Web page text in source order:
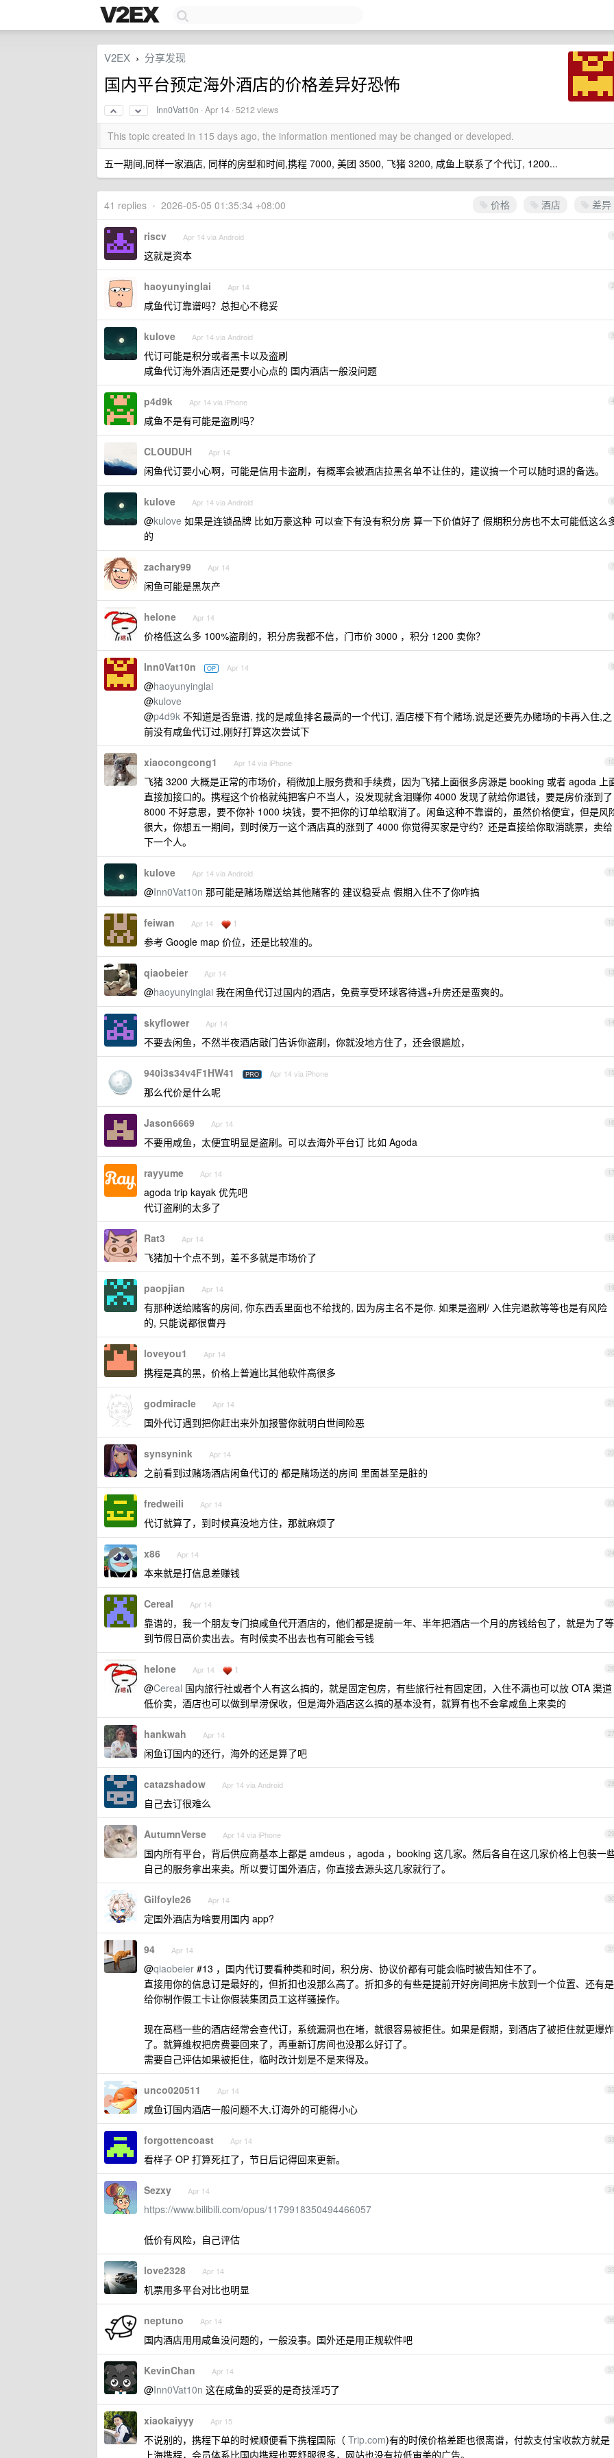
V2EX › 分享发现
国内平台预定海外酒店的价格差异好恐怖
Inn0Vat10n ·Apr 14 · 5212 views
This topic created in 115 days ago, the information mentioned may be changed or developed.
五一期间,同样一家酒店, 同样的房型和时间,携程 7000, 美团 3500, 飞猪 3200, 咸鱼上联系了个代订, 1200...
价格 酒店 差异
41 replies • 2026-05-05 01:35:34 +08:00
1
riscv Apr 14 via Android
这就是资本
2
haoyunyinglai Apr 14
咸鱼代订靠谱吗？总担心不稳妥
3
kulove Apr 14 via Android
代订可能是积分或者黑卡以及盗刷
咸鱼代订海外酒店还是要小心点的 国内酒店一般没问题
4
p4d9k Apr 14 via iPhone
咸鱼不是有可能是盗刷吗？
5
CLOUDUH Apr 14
闲鱼代订要小心啊，可能是信用卡盗刷，有概率会被酒店拉黑名单不让住的，建议搞一个可以随时退的备选。
6
kulove Apr 14 via Android
@kulove 如果是连锁品牌 比如万豪这种 可以查下有没有积分房 算一下价值好了 假期积分房也不太可能低这么
的
7
zachary99 Apr 14
闲鱼可能是黑灰产
8
helone Apr 14
价格低这么多 100%盗刷的，积分房我都不信，门市价 3000 ，积分 1200 卖你？
9
Inn0Vat10n OP Apr 14
@haoyunyinglai
@kulove
@p4d9k 不知道是否靠谱, 找的是咸鱼排名最高的一个代订, 酒店楼下有个赌场,说是还要先办赌场的卡再入住,之
前没有咸鱼代订过,刚好打算这次尝试下
10
xiaocongcong1 Apr 14 via iPhone
飞猪 3200 大概是正常的市场价，稍微加上服务费和手续费，因为飞猪上面很多房源是 booking 或者 agoda 上
直接加接口的。携程这个价格就纯把客户不当人，没发现就含泪赚你 4000 发现了就给你退钱，要是房价涨到了
8000 不好意思，要不你补 1000 块钱，要不把你的订单给取消了。闲鱼这种不靠谱的，虽然价格便宜，但是风
很大，你想五一期间，到时候万一这个酒店真的涨到了 4000 你觉得买家是守约？还是直接给你取消跳票，卖给
下一个人。
11
kulove Apr 14 via Android
@Inn0Vat10n 那可能是赌场赠送给其他赌客的 建议稳妥点 假期入住不了你咋搞
12
feiwan Apr 14 1
参考 Google map 价位，还是比较准的。
13
qiaobeier Apr 14
@haoyunyinglai 我在闲鱼代订过国内的酒店，免费享受环球客待遇+升房还是蛮爽的。
14
skyflower Apr 14
不要去闲鱼，不然半夜酒店敲门告诉你盗刷，你就没地方住了，还会很尴尬，
15
940i3s34v4F1HW41 PRO Apr 14 via iPhone
那么代价是什么呢
16
Jason6669 Apr 14
不要用咸鱼，太便宜明显是盗刷。可以去海外平台订 比如 Agoda
17
rayyume Apr 14
agoda trip kayak 优先吧
代订盗刷的太多了
18
Rat3 Apr 14
飞猪加十个点不到，差不多就是市场价了
19
paopjian Apr 14
有那种送给赌客的房间, 你东西丢里面也不给找的, 因为房主名不是你. 如果是盗刷/ 入住完退款等等也是有风险
的, 只能说都很曹丹
20
loveyou1 Apr 14
携程是真的黑，价格上普遍比其他软件高很多
21
godmiracle Apr 14
国外代订遇到把你赶出来外加报警你就明白世间险恶
22
synsynink Apr 14
之前看到过赌场酒店闲鱼代订的 都是赌场送的房间 里面甚至是脏的
23
fredweili Apr 14
代订就算了，到时候真没地方住，那就麻烦了
24
x86 Apr 14
本来就是打信息差赚钱
25
Cereal Apr 14
靠谱的，我一个朋友专门搞咸鱼代开酒店的，他们都是提前一年、半年把酒店一个月的房钱给包了，就是为了等
到节假日高价卖出去。有时候卖不出去也有可能会亏钱
26
helone Apr 14 1
@Cereal 国内旅行社或者个人有这么搞的，就是固定包房，有些旅行社有固定团，入住不满也可以放 OTA 渠道
低价卖，酒店也可以做到旱涝保收，但是海外酒店这么搞的基本没有，就算有也不会拿咸鱼上来卖的
27
hankwah Apr 14
闲鱼订国内的还行，海外的还是算了吧
28
catazshadow Apr 14 via Android
自己去订很难么
29
AutumnVerse Apr 14 via iPhone
国内所有平台，背后供应商基本上都是 amdeus ，agoda ，booking 这几家。然后各自在这几家价格上包装一
自己的服务拿出来卖。所以要订国外酒店，你直接去源头这几家就行了。
30
Gilfoyle26 Apr 14
定国外酒店为啥要用国内 app?
31
94 Apr 14
@qiaobeier #13 ，国内代订要看种类和时间，积分房、协议价都有可能会临时被告知住不了。
直接用你的信息订是最好的，但折扣也没那么高了。折扣多的有些是提前开好房间把房卡放到一个位置、还有是
给你制作假工卡让你假装集团员工这样骚操作。
现在高档一些的酒店经常会查代订，系统漏洞也在堵，就很容易被拒住。如果是假期，到酒店了被拒住就更爆炸
了。就算维权把房费要回来了，再重新订房间也没那么好订了。
需要自己评估如果被拒住，临时改计划是不是来得及。
32
unco020511 Apr 14
咸鱼订国内酒店一般问题不大,订海外的可能得小心
33
forgottencoast Apr 14
看样子 OP 打算死扛了，节日后记得回来更新。
34
Sezxy Apr 14
https://www.bilibili.com/opus/1179918350494466057
低价有风险，自己评估
35
love2328 Apr 14
机票用多平台对比也明显
36
neptuno Apr 14
国内酒店用用咸鱼没问题的，一般没事。国外还是用正规软件吧
37
KevinChan Apr 14
@Inn0Vat10n 这在咸鱼的妥妥的是奇技淫巧了
38
xiaokaiyyy Apr 15
不说别的，携程下单的时候顺便看下携程国际（ Trip.com)有的时候价格差距也很离谱，付款支付宝收款方就是
上海携程，会员体系比国内携程也要舒服很多，网站也没有拉低审美的广告。